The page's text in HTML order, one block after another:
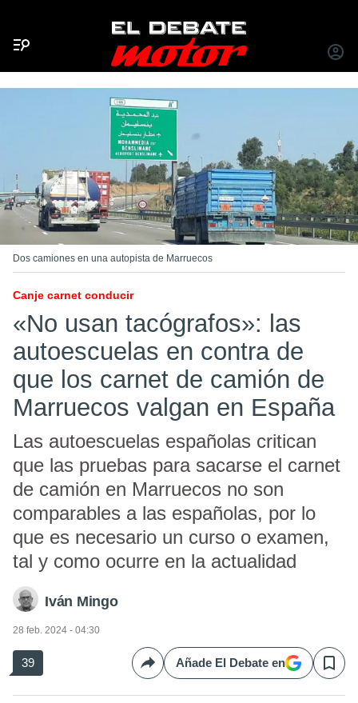
INICIAR
Dos camiones en una autopista de Marruecos
Canje carnet conducir
«No usan tacógrafos»: las
autoescuelas en contra de
que los carnet de camión de
Marruecos valgan en España
Las autoescuelas españolas critican
que las pruebas para sacarse el carnet
de camión en Marruecos no son
comparables a las españolas, por lo
que es necesario un curso o examen,
tal y como ocurre en la actualidad
Iván Mingo
28 feb. 2024 - 04:30
39 CompartirAñade El Debate en Save